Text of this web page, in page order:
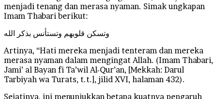
menjadi tenang dan merasa nyaman. Simak ungkapan
Imam Thabari berikut:
وتسكن قلوبهم وتستأنس بذكر الله
Artinya, “Hati mereka menjadi tenteram dan mereka
merasa nyaman dalam mengingat Allah. (Imam Thabari,
Jami’ al Bayan fi Ta’wil Al-Qur’an, [Mekkah: Darul
Tarbiyah wa Turats, t.t.], jilid XVI, halaman 432).
Sejatinya, ini menunjukkan betapa kuatnya pengaruh